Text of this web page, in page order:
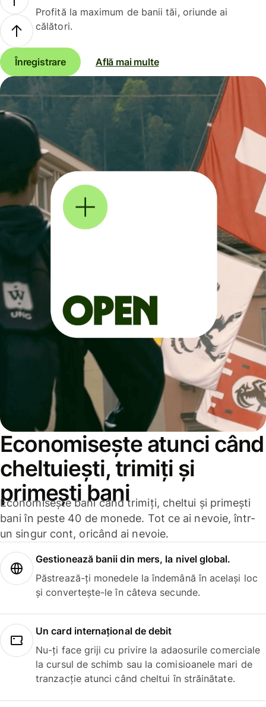
Profită la maximum de banii tăi, oriunde ai
călători.
Înregistrare Află mai multe
Economisește atunci când
cheltuiești, trimiți și
primești bani
Economisește bani când trimiți, cheltui și primești
bani în peste 40 de monede. Tot ce ai nevoie, într-
un singur cont, oricând ai nevoie.
Gestionează banii din mers, la nivel global.
Păstrează-ți monedele la îndemână în același loc
și convertește-le în câteva secunde.
Un card internațional de debit
Nu-ți face griji cu privire la adaosurile comerciale
la cursul de schimb sau la comisioanele mari de
tranzacție atunci când cheltui în străinătate.